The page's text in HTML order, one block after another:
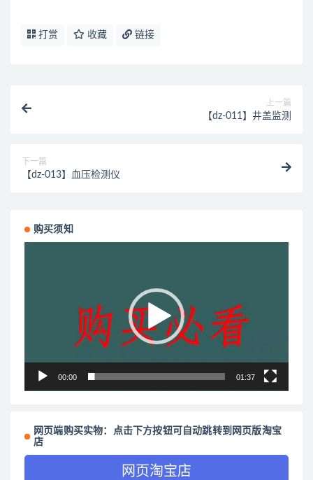
打赏 收藏 链接
上一篇
【dz-011】井盖监测
下一篇
【dz-013】血压检测仪
购买须知
00:00 01:37
网页端购买实物：点击下方按钮可自动跳转到网页版淘宝
店
网页淘宝店